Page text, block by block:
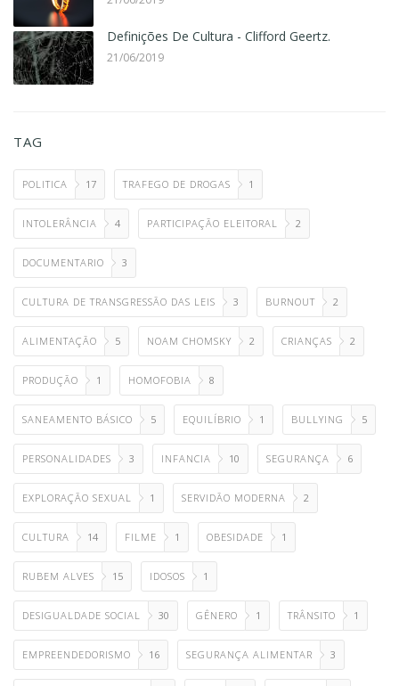
Definições De Cultura - Clifford Geertz.
21/06/2019
TAG
POLITICA 17 TRAFEGO DE DROGAS 1
INTOLERÂNCIA 4 PARTICIPAÇÃO ELEITORAL 2
DOCUMENTARIO 3
CULTURA DE TRANSGRESSÃO DAS LEIS 3 BURNOUT 2
ALIMENTAÇÃO 5 NOAM CHOMSKY 2 CRIANÇAS 2
PRODUÇÃO 1 HOMOFOBIA 8
SANEAMENTO BÁSICO 5 EQUILÍBRIO 1 BULLYING 5
PERSONALIDADES 3 INFANCIA 10 SEGURANÇA 6
EXPLORAÇÃO SEXUAL 1 SERVIDÃO MODERNA 2
CULTURA 14 FILME 1 OBESIDADE 1
RUBEM ALVES 15 IDOSOS 1
DESIGUALDADE SOCIAL 30 GÊNERO 1 TRÂNSITO 1
EMPREENDEDORISMO 16 SEGURANÇA ALIMENTAR 3